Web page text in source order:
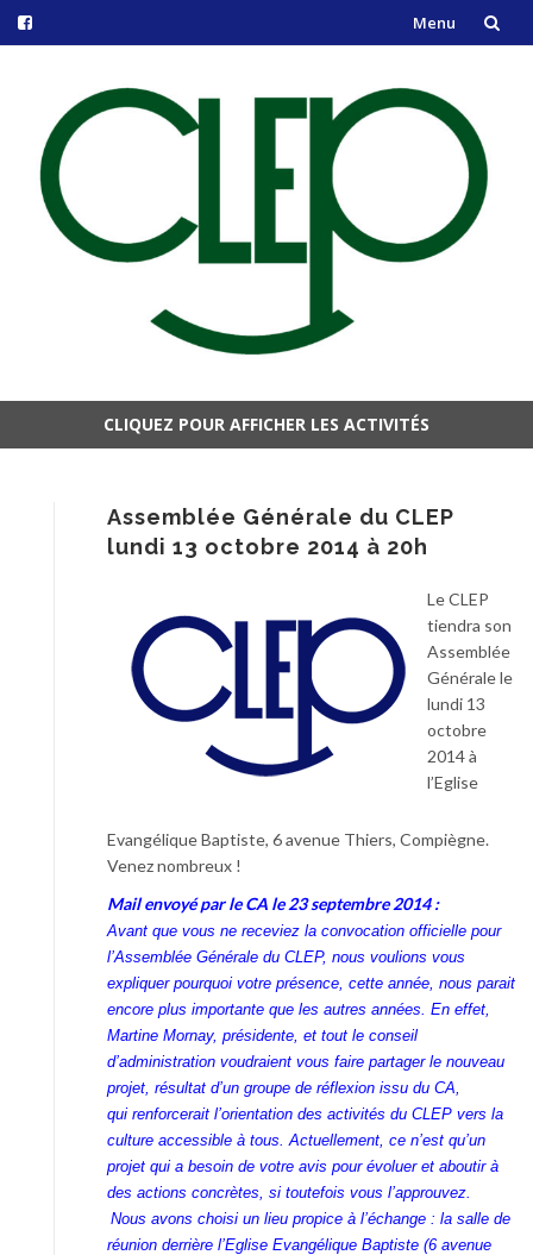
Menu
contenu
CLIQUEZ POUR AFFICHER LES ACTIVITÉS
Assemblée Générale du CLEP
lundi 13 octobre 2014 à 20h
Le CLEP
tiendra son
Assemblée
Générale le
lundi 13
octobre
2014 à
l’Eglise
Evangélique Baptiste, 6 avenue Thiers, Compiègne.
Venez nombreux !
Mail envoyé par le CA le 23 septembre 2014 :
Avant que vous ne receviez la convocation officielle pour
l’Assemblée Générale du CLEP, nous voulions vous
expliquer pourquoi votre présence, cette année, nous parait
encore plus importante que les autres années. En effet,
Martine Mornay, présidente, et tout le conseil
d’administration voudraient vous faire partager le nouveau
projet, résultat d’un groupe de réflexion issu du CA,
qui renforcerait l’orientation des activités du CLEP vers la
culture accessible à tous. Actuellement, ce n’est qu’un
projet qui a besoin de votre avis pour évoluer et aboutir à
des actions concrètes, si toutefois vous l’approuvez.
Nous avons choisi un lieu propice à l’échange : la salle de
réunion derrière l’Eglise Evangélique Baptiste (6 avenue